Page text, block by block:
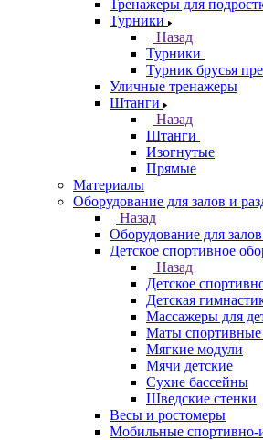
Тренажеры для
Турники
Назад
Турники
Турник брусья
Уличные тренажеры
Штанги
Назад
Штанги
Изогнутые
Прямые
Материалы
Оборудование для залов и
Назад
Оборудование для
Детское спортивное
Назад
Детское
Детская
Массажеры для
Маты спортивные
Мягкие модули
Мячи детские
Сухие бассейны
Шведские стенки
Весы и ростомеры
Мобильные спортивно-